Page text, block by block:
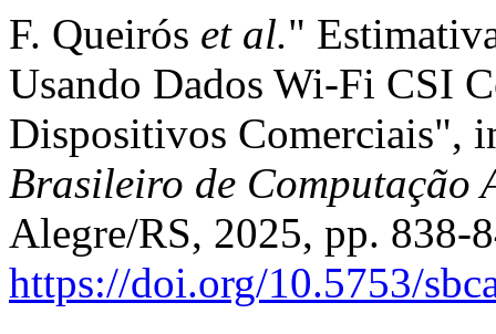
F. Queirós et al."
Usando Dados Wi-Fi CSI
Dispositivos Comerciais",
Brasileiro de Computação
Alegre/RS, 2025, pp. 838-
https://doi.org/10.5753/